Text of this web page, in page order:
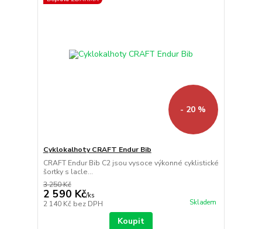
- 20 %
Cyklokalhoty CRAFT Endur Bib
CRAFT Endur Bib C2 jsou vysoce výkonné cyklistické
šortky s lacle...
3 250 Kč
2 590 Kč/ks
2 140 Kč bez DPH Skladem
Koupit